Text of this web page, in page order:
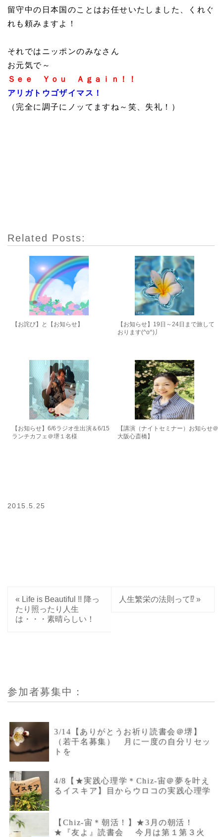
留守中の日本国のことはお任せいたしました、くれぐ
れも頼みますよ！
それではニッポンのみなさん
お元気で～
Ｓｅｅ Ｙｏｕ Ａｇａｉｎ！！
アリガトウゴザイマス！
（完全に調子にノッてますね～笑、失礼！）
Related Posts:
【お詫び】と【お知らせ】
【お知らせ】19日～24日まで旅して
おります(^o^)丿
【お知らせ】6/6ラジオ生出演＆6/15
ランチカフェ＠堺１名様
【講演（ナイトセミナー）お知らせ＠
大阪心斎橋】
2015.5.25
« Life is Beautiful !! 降っ
たり照ったり人生
は・・・素晴らしい！
人生繁栄の法則って⁉︎ »
参加者募集中：
3/14【ありがとうお祈り読書会＠堺】
（若干名募集） 月に一度の自分リセッ
トを
4/8【★実践心理学＊Chiz-宙＠夢を叶え
るイスキア】目からウロコの実践心理学
【Chiz-宙＊朝活！】★3月の朝活！
★『友よ』読書会 今月は第１第３火